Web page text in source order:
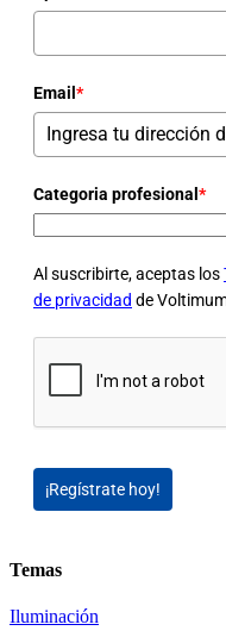
Email *
Categoria profesional *
Al suscribirte, aceptas los
de privacidad de
¡Regístrate hoy!
Temas
Iluminación